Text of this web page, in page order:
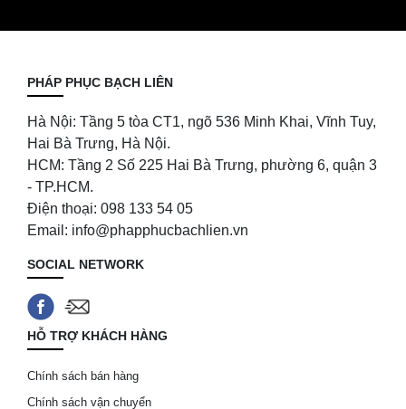
PHÁP PHỤC BẠCH LIÊN
Hà Nội: Tầng 5 tòa CT1, ngõ 536 Minh Khai, Vĩnh Tuy,
Hai Bà Trưng, Hà Nội.
HCM: Tầng 2 Số 225 Hai Bà Trưng, phường 6, quận 3
- TP.HCM.
Điện thoại: 098 133 54 05
Email: info@phapphucbachlien.vn
SOCIAL NETWORK
HỖ TRỢ KHÁCH HÀNG
Chính sách bán hàng
Chính sách vận chuyển